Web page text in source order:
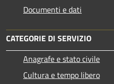
Documenti e dati
CATEGORIE DI SERVIZIO
Anagrafe e stato civile
Cultura e tempo libero